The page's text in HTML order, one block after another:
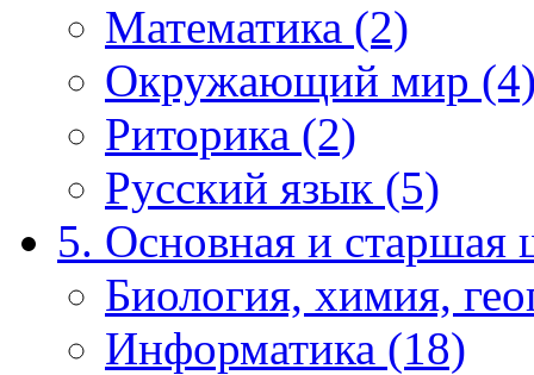
Математика (2)
Окружающий мир
Риторика (2)
Русский язык (5)
5. Основная и старшая
Биология, химия,
Информатика (18)